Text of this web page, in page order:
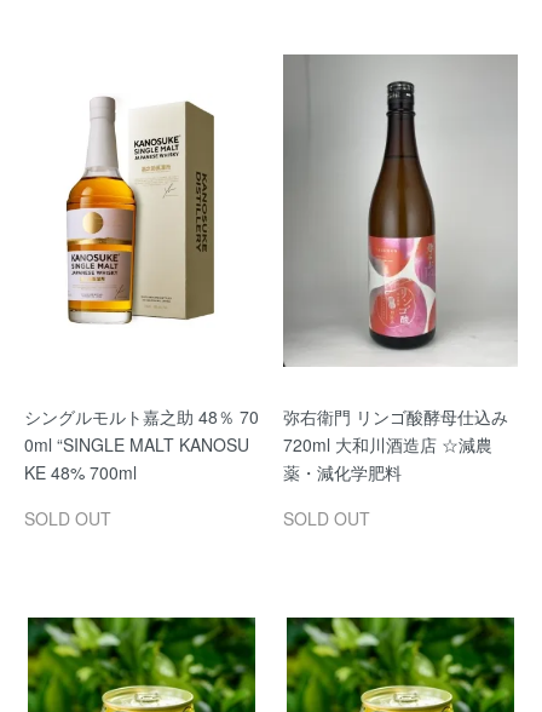
シングルモルト嘉之助 48％ 70
0ml “SINGLE MALT KANOSU
KE 48% 700ml
SOLD OUT
弥右衛門 リンゴ酸酵母仕込み
720ml 大和川酒造店 ☆減農
薬・減化学肥料
SOLD OUT